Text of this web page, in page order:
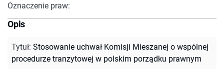
Oznaczenie praw:
Opis
Tytuł: Stosowanie uchwał Komisji Mieszanej o wspólnej
procedurze tranzytowej w polskim porządku prawnym